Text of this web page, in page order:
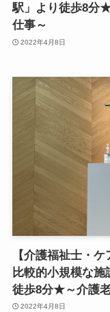
駅」より徒歩8分
仕事～
2022年4月8日
【介護福祉士・
比較的小規模な
徒歩8分★～介護
2022年4月8日